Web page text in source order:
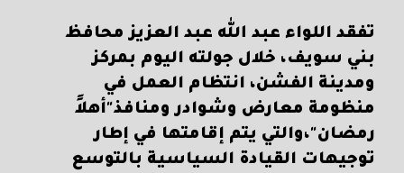
تفقد اللواء عبد الله عبد العزيز محافظ
بني سويف، خلال جولته اليوم بمركز
ومدينة الفشن، انتظام العمل في
منظومة معارض وشوادر ومنافذ"أهلاً
رمضان"،والتي يتم إقامتها في إطار
توجيهات القيادة السياسية بالتوسع